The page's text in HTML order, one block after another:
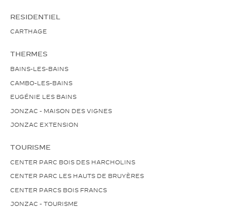
RESIDENTIEL
CARTHAGE
THERMES
BAINS-LES-BAINS
CAMBO-LES-BAINS
EUGÉNIE LES BAINS
JONZAC - MAISON DES VIGNES
JONZAC EXTENSION
TOURISME
CENTER PARC BOIS DES HARCHOLINS
CENTER PARC LES HAUTS DE BRUYÈRES
CENTER PARCS BOIS FRANCS
JONZAC - TOURISME